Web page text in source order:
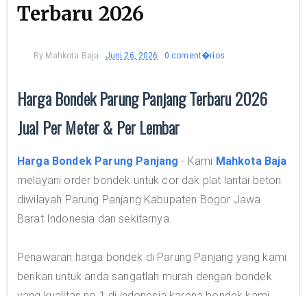
Terbaru 2026
By Mahkota Baja Juni 26, 2026 0 coment�rios
Harga Bondek Parung Panjang Terbaru 2026
Jual Per Meter & Per Lembar
Harga Bondek Parung Panjang - Kami Mahkota Baja
melayani order bondek untuk cor dak plat lantai beton
diwilayah Parung Panjang Kabupaten Bogor Jawa
Barat Indonesia dan sekitarnya.
Penawaran harga bondek di Parung Panjang yang kami
berikan untuk anda sangatlah murah dengan bondek